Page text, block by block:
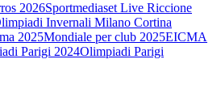
2026Sportmediaset Live Riccione
Invernali Milano Cortina
2025Mondiale per club 2025EICMA
Parigi 2024Olimpiadi Parigi